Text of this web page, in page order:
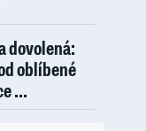
dovolená:
oblíbené
...